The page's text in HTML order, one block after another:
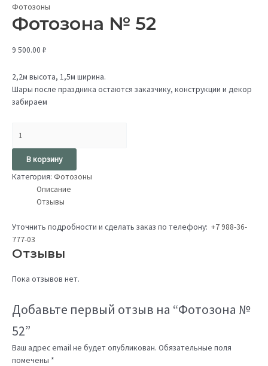
Фотозоны
Фотозона № 52
9 500.00 ₽
2,2м высота, 1,5м ширина.
Шары после праздника остаются заказчику, конструкции и декор
забираем
В корзину
Категория: Фотозоны
Описание
Отзывы
Уточнить подробности и сделать заказ по телефону: +7 988-36-
777-03
Отзывы
Пока отзывов нет.
Добавьте первый отзыв на “Фотозона №
52”
Ваш адрес email не будет опубликован. Обязательные поля
помечены *